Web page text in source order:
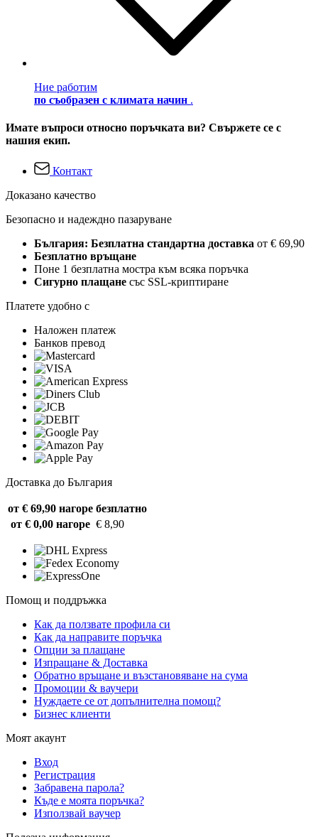
Ние работим
по съобразен с климата начин .
Имате въпроси относно поръчката ви? Свържете се с
нашия екип.
Контакт
Доказано качество
Безопасно и надеждно пазаруване
България: Безплатна стандартна доставка от € 69,90
Безплатно връщане
Поне 1 безплатна мостра към всяка поръчка
Сигурно плащане със SSL-криптиране
Платете удобно с
Наложен платеж
Банков превод
Доставка до България
от € 69,90 нагоре безплатно
от € 0,00 нагоре € 8,90
Помощ и поддръжка
Как да ползвате профила си
Как да направите поръчка
Опции за плащане
Изпращане & Доставка
Обратно връщане и възстановяване на сума
Промоции & ваучери
Нуждаете се от допълнителна помощ?
Бизнес клиенти
Моят акаунт
Вход
Регистрация
Забравена парола?
Къде е моята поръчка?
Използвай ваучер